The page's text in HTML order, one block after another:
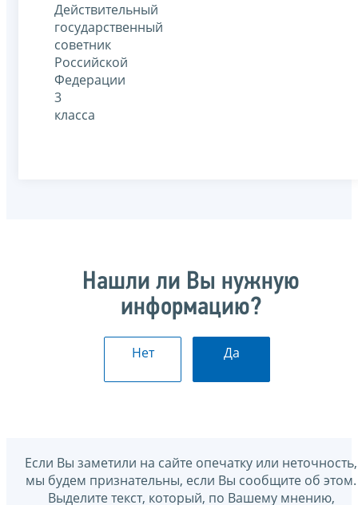
Действительный
государственный
советник
Российской
Федерации
3
класса
Нашли ли Вы нужную
информацию?
Нет Да
Если Вы заметили на сайте опечатку или неточность,
мы будем признательны, если Вы сообщите об этом.
Выделите текст, который, по Вашему мнению,